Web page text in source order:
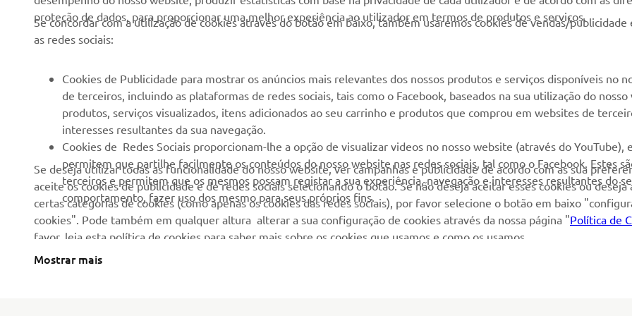
Notícias
Imprensa
Trabalhar na Yamaha
Tornar-se um revendedor
Eventos
Política de Direitos
Humanos
Política Básica de
Sustentabilidade
Canal de Denúncias
Sistemas eBike
Autoridades
Socorristas
Escolas de condução
Unidade de Negócios de
Robótica
Parcerias
Informação Técnica para
Agentes
Yamalube Safety Data
Yamaha Music
Yamaha Racing
Aplicações móveis
Serviço de Apoio ao
Cliente
Catálogo de peças
Localizador de
Concessionários
Gestão de resíduos,
baterias e VFV
proteção de dados, para proporcionar uma melhor experiência ao utilizador em termos de produtos e serviços.
Se concordar com a utilização de cookies através do botão em baixo, também usaremos cookies de vendas/publicidade
as redes sociais:
Cookies de Publicidade para mostrar os anúncios mais relevantes dos nossos produtos e serviços disponíveis no
de terceiros, incluindo as plataformas de redes sociais, tais como o Facebook, baseados na sua utilização do
produtos, serviços visualizados, itens adicionados ao seu carrinho e produtos que comprou em websites de
interesses resultantes da sua navegação.
Cookies de Redes Sociais proporcionam-lhe a opção de visualizar videos no nosso website (através do YouTube),
permitem que partilhe facilmente os conteúdos do nosso website nas redes sociais, tal como o Facebook. Estes
terceiros e permitem que os mesmos possam registar a sua experiência, navegação e interesses resultantes do
comportamento, fazer uso dos mesmo para seus próprios fins.
Se deseja utilizar todas as funcionalidade do nosso website, ver campanhas e publicidade de acordo com as sua
aceite os cookies de publicidade e de redes sociais selecionando o botão. Se não deseja aceitar esses cookies ou deseja
certas categorias de cookies (como apenas os cookies das redes sociais), por favor selecione o botão em baixo
cookies". Pode também em qualquer altura alterar a sua configuração de cookies através da nossa página "Política de
favor, leia esta política de cookies para saber mais sobre os cookies que usamos e como os usamos.
Mostrar mais